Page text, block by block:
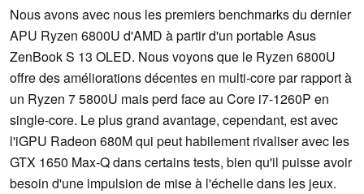
Nous avons avec nous les premiers benchmarks du dernier
APU Ryzen 6800U d'AMD à partir d'un portable Asus
ZenBook S 13 OLED. Nous voyons que le Ryzen 6800U
offre des améliorations décentes en multi-core par rapport à
un Ryzen 7 5800U mais perd face au Core i7-1260P en
single-core. Le plus grand avantage, cependant, est avec
l'iGPU Radeon 680M qui peut habilement rivaliser avec les
GTX 1650 Max-Q dans certains tests, bien qu'il puisse avoir
besoin d'une impulsion de mise à l'échelle dans les jeux.